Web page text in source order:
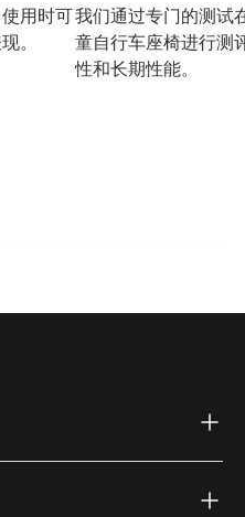
用时可
。
我们通过专门的测试
童自行车座椅进行测
性和长期性能。